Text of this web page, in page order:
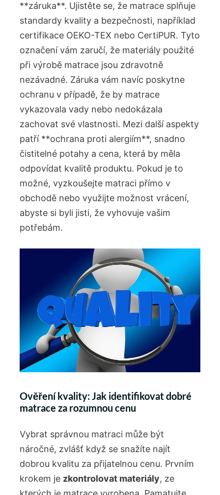
**záruka**. Ujistěte se, že matrace splňuje
standardy kvality a bezpečnosti, například
certifikace OEKO-TEX nebo CertiPUR. Tyto
označení vám zaručí, že materiály použité
při výrobě matrace jsou zdravotně
nezávadné. Záruka vám navíc poskytne
ochranu v případě, že by matrace
vykazovala vady nebo nedokázala
zachovat své vlastnosti. Mezi další aspekty
patří **ochrana proti alergiím**, snadno
čistitelné potahy a cena, která by měla
odpovídat kvalitě produktu. Pokud je to
možné, vyzkoušejte matraci přímo v
obchodě nebo využijte možnost vrácení,
abyste si byli jisti, že vyhovuje vašim
potřebám.
Ověření kvality: Jak identifikovat dobré
matrace za rozumnou cenu
Vybrat správnou matraci může být
náročné, zvlášť když se snažíte najít
dobrou kvalitu za přijatelnou cenu. Prvním
krokem je zkontrolovat materiály, ze